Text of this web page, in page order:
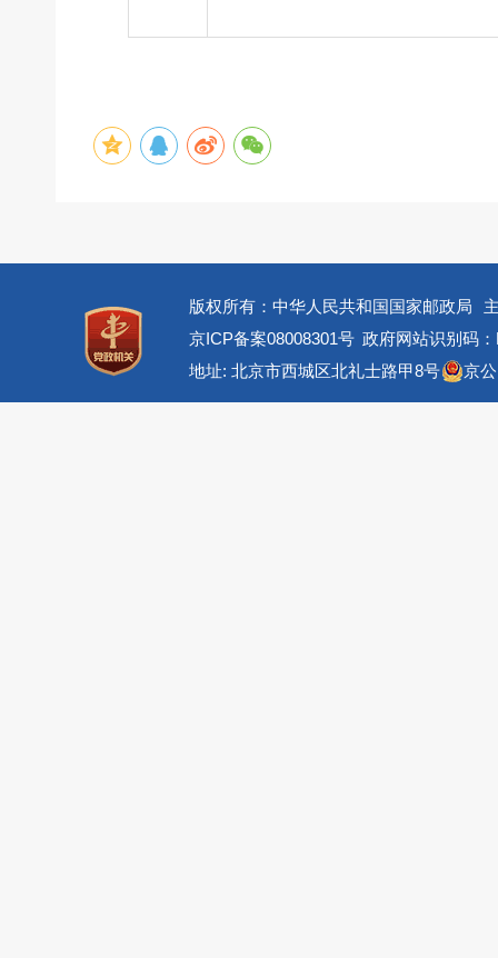
版权所有：中华人民共和国国家邮政局
京ICP备案08008301号 政府网站识别码
地址: 北京市西城区北礼士路甲8号
京